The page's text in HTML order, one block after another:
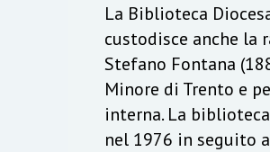
La Biblioteca
custodisce anche la
Stefano Fontana
Minore di Trento e
interna. La
nel 1976 in seguito